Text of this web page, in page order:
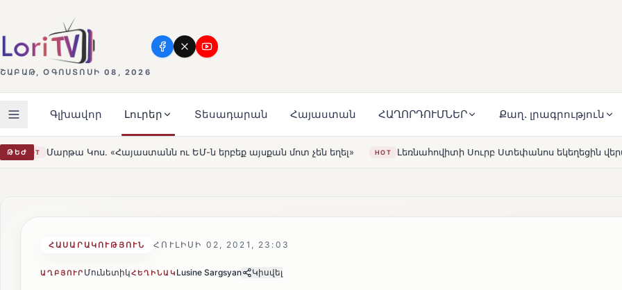
ՇԱԲԱԹ, ՕԳՈՍՏՈՍԻ 08, 2026
Գլխավոր Լուրեր Տեսադարան Հայաստան ՀԱՂՈՐԴՈՒՄՆԵՐ Քաղ. լրագրություն
ԹԵԺ ու ԵՄ-ն երբեք այսքան մոտ չեն եղել» HOT Լեռնահովիտի Սուրբ Ստեփանոս եկեղեցին վերակառուցվել է
ՀԱՍԱՐԱԿՈՒԹՅՈՒՆ ՀՈՒԼԻՍԻ 02, 2021, 23:03
ԱՂԲՅՈՒՐ ՄունետիկՀԵՂԻՆԱԿ Lusine Sargsyan Կիսվել